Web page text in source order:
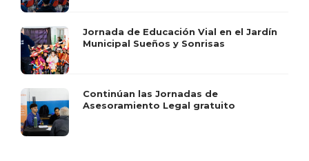
Jornada de Educación Vial en el Jardín
Municipal Sueños y Sonrisas
Continúan las Jornadas de
Asesoramiento Legal gratuito